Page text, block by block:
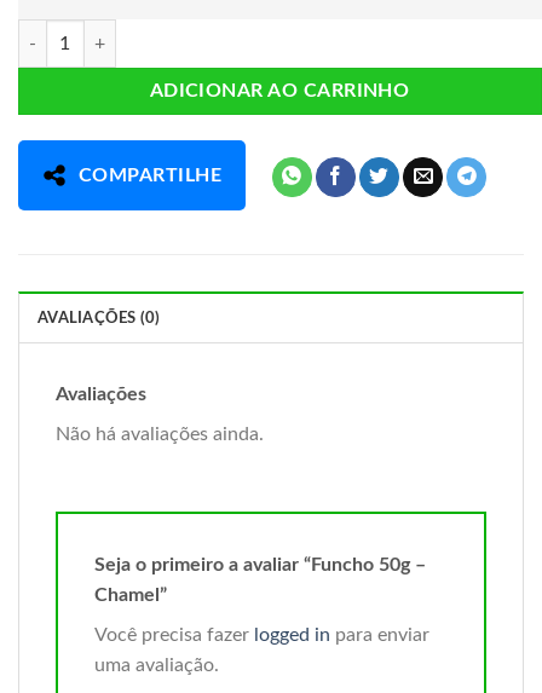
Funcho 50g - Chamel quantidade
ADICIONAR AO CARRINHO
COMPARTILHE
AVALIAÇÕES (0)
Avaliações
Não há avaliações ainda.
Seja o primeiro a avaliar “Funcho 50g –
Chamel”
Você precisa fazer logged in para enviar
uma avaliação.